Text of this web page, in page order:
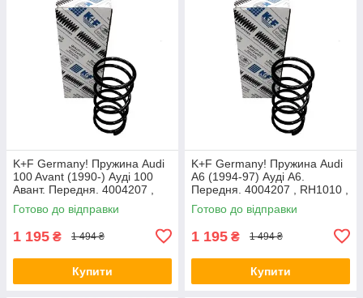
K+F Germany! Пружина Audi
100 Avant (1990-) Ауді 100
Авант. Передня. 4004207 ,
RH1010 , 997224. К+Ф
Німеччина
Готово до відправки
1 195 ₴ 1 494 ₴
Купити
K+F Germany! Пружина Audi
A6 (1994-97) Ауді А6.
Передня. 4004207 , RH1010 ,
997224. К+Ф Німеччина
Готово до відправки
1 195 ₴ 1 494 ₴
Купити